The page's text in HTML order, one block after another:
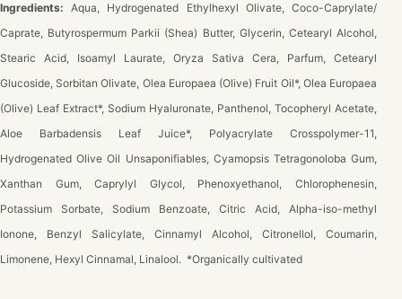
Ingredients: Aqua, Hydrogenated Ethylhexyl Olivate, Coco-Caprylate/
Caprate, Butyrospermum Parkii (Shea) Butter, Glycerin, Cetearyl Alcohol,
Stearic Acid, Isoamyl Laurate, Oryza Sativa Cera, Parfum, Cetearyl
Glucoside, Sorbitan Olivate, Olea Europaea (Olive) Fruit Oil*, Olea Europaea
(Olive) Leaf Extract*, Sodium Hyaluronate, Panthenol, Tocopheryl Acetate,
Aloe Barbadensis Leaf Juice*, Polyacrylate Crosspolymer-11,
Hydrogenated Olive Oil Unsaponifiables, Cyamopsis Tetragonoloba Gum,
Xanthan Gum, Caprylyl Glycol, Phenoxyethanol, Chlorophenesin,
Potassium Sorbate, Sodium Benzoate, Citric Acid, Alpha-iso-methyl
Ionone, Benzyl Salicylate, Cinnamyl Alcohol, Citronellol, Coumarin,
Limonene, Hexyl Cinnamal, Linalool. *Organically cultivated